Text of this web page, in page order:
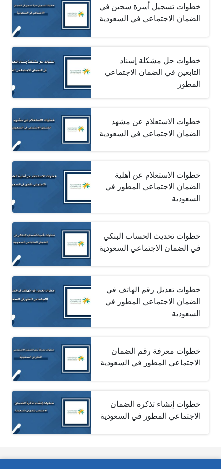
خطوات تسجيل أسرة سجين في
الضمان الاجتماعي في السعودية
خطوات حل مشكلة إسناد
التابعين في الضمان الاجتماعي
المطور
خطوات الاستعلام عن مشهد
الضمان الاجتماعي في السعودية
خطوات الاستعلام عن أهلية
الضمان الاجتماعي المطور في
السعودية
خطوات تحديث الحساب البنكي
في الضمان الاجتماعي السعودية
خطوات تعديل رقم الهاتف في
الضمان الاجتماعي المطور في
السعودية
خطوات معرفة رقم الضمان
الاجتماعي المطور في السعودية
خطوات إنشاء تذكرة الضمان
الاجتماعي المطور في السعودية